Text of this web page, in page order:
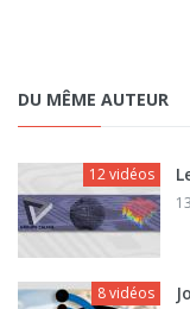
DU MÊME AUTEUR
12 vidéos
8 vidéos